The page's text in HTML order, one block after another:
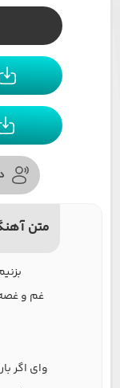
متن
غم و
وای اگر